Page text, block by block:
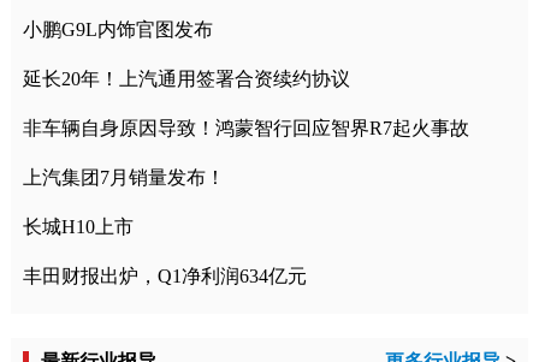
小鹏G9L内饰官图发布
延长20年！上汽通用签署合资续约协议
非车辆自身原因导致！鸿蒙智行回应智界R7起火事故
上汽集团7月销量发布！
长城H10上市
丰田财报出炉，Q1净利润634亿元